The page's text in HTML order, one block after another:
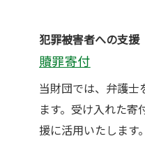
贖罪寄付
犯罪被害者への支援
当財団では、弁護士
ます。受け入れた
援に活用いたします。